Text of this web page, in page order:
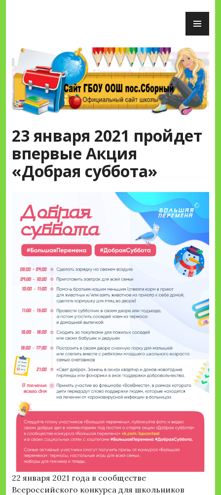
Сайт ГБОУ ООШ пос.Сборный
23 января 2021 пройдет
впервые Акция
«Добрая суббота»
22 января 2021 года в сообществе
Всероссийского конкурса для школьников